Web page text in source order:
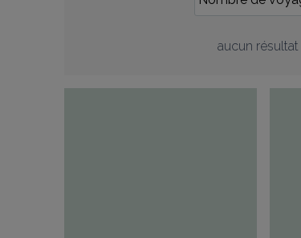
aucun résultat